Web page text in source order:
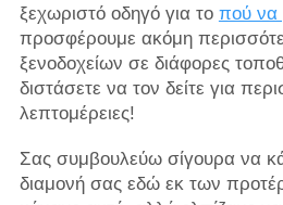
ξεχωριστό οδηγό για το πού να
προσφέρουμε ακόμη
ξενοδοχείων σε διάφορες
διστάσετε να τον δείτε για
λεπτομέρειες!
Σας συμβουλεύω σίγουρα να
διαμονή σας εδώ εκ των